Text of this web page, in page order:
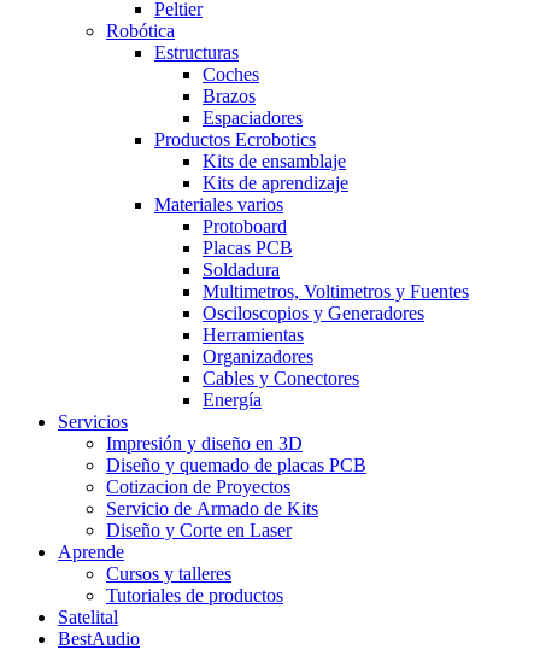
Peltier
Robótica
Estructuras
Coches
Brazos
Espaciadores
Productos Ecrobotics
Kits de ensamblaje
Kits de aprendizaje
Materiales varios
Protoboard
Placas PCB
Soldadura
Multimetros, Voltimetros y Fuentes
Osciloscopios y Generadores
Herramientas
Organizadores
Cables y Conectores
Energía
Servicios
Impresión y diseño en 3D
Diseño y quemado de placas PCB
Cotizacion de Proyectos
Servicio de Armado de Kits
Diseño y Corte en Laser
Aprende
Cursos y talleres
Tutoriales de productos
Satelital
BestAudio